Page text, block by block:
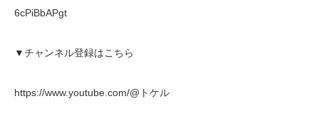
6cPiBbAPgt
▼チャンネル登録はこちら
https://www.youtube.com/@トケル